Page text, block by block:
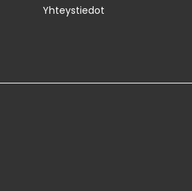
Yhteystiedot